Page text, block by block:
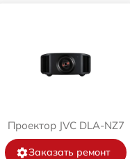
Проектор JVC DLA-NZ7
Заказать ремонт